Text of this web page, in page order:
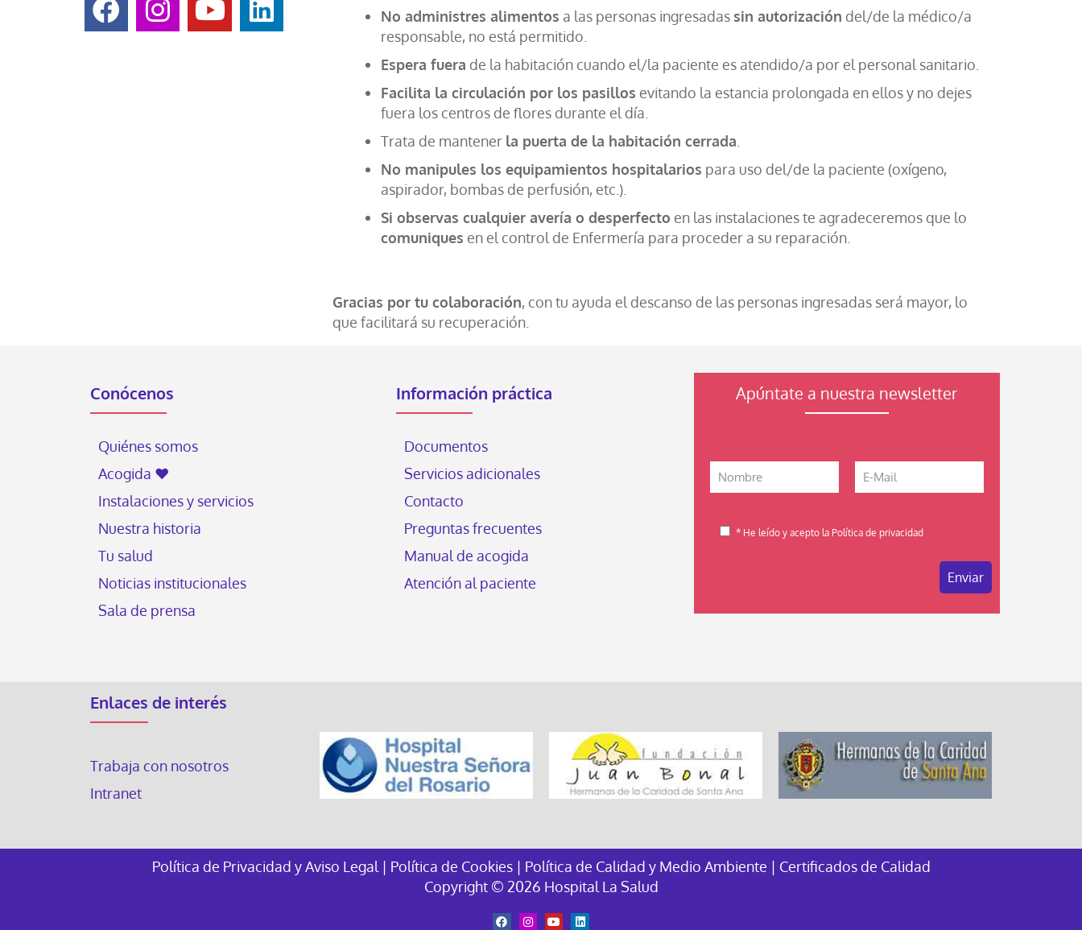
No administres alimentos a las personas ingresadas sin autorización del/de la médico/a
responsable, no está permitido.
Espera fuera de la habitación cuando el/la paciente es atendido/a por el personal sanitario.
Facilita la circulación por los pasillos evitando la estancia prolongada en ellos y no dejes
fuera los centros de flores durante el día.
Trata de mantener la puerta de la habitación cerrada
No manipules los equipamientos hospitalarios para uso del/de la paciente (oxígeno,
aspirador, bombas de perfusión, etc.).
Si observas cualquier avería o desperfecto en las instalaciones te agradeceremos que lo
comuniques en el control de Enfermería para proceder a su reparación.
Gracias por tu colaboración, con tu ayuda el descanso de las personas ingresadas será mayor, lo
que facilitará su recuperación.
Conócenos
Quiénes somos
Acogida ♥
Instalaciones y servicios
Nuestra historia
Tu salud
Noticias institucionales
Sala de prensa
Información práctica
Documentos
Servicios adicionales
Contacto
Preguntas frecuentes
Manual de acogida
Atención al paciente
Apúntate a nuestra newsletter
* He leído y acepto la Política de privacidad
Enlaces de interés
Trabaja con nosotros
Intranet
Política de Privacidad y Aviso Legal | Política de Cookies| Política de Calidad y Medio Ambiente | Certificados de Calidad
Copyright © 2026 Hospital La Salud